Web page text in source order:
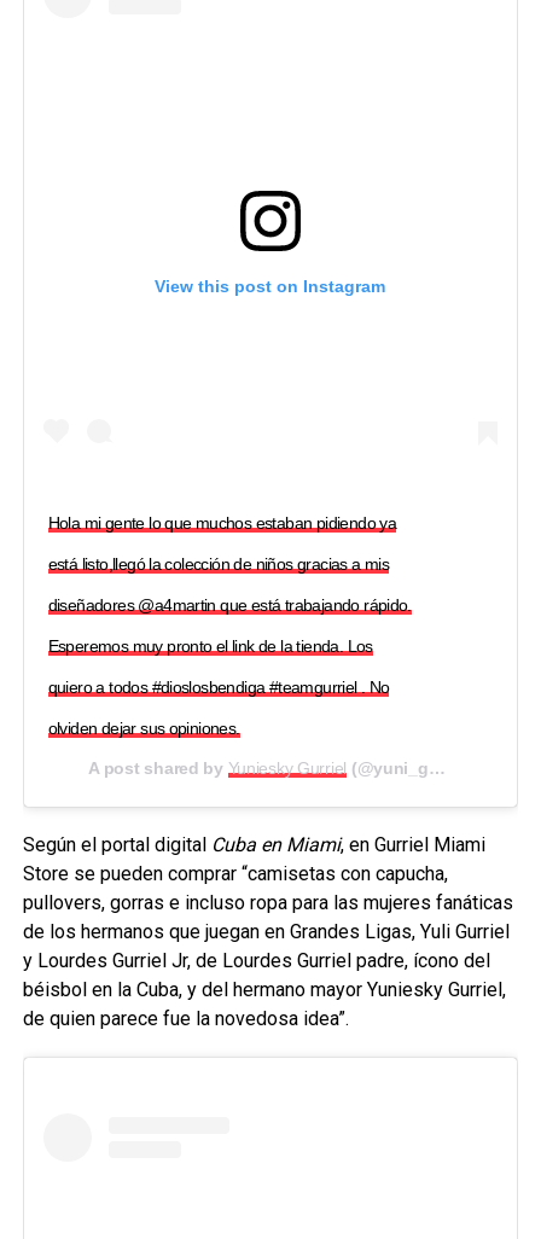
View this post on Instagram
Hola mi gente lo que muchos estaban pidiendo ya
está listo,llegó la colección de niños gracias a mis
diseñadores @a4martin que está trabajando rápido.
Esperemos muy pronto el link de la tienda. Los
quiero a todos #dioslosbendiga #teamgurriel . No
olviden dejar sus opiniones.
A post shared by Yuniesky Gurriel (@yuni_gurriel51) on
Según el portal digital Cuba en Miami, en Gurriel Miami
Store se pueden comprar “camisetas con capucha,
pullovers, gorras e incluso ropa para las mujeres fanáticas
de los hermanos que juegan en Grandes Ligas, Yuli Gurriel
y Lourdes Gurriel Jr, de Lourdes Gurriel padre, ícono del
béisbol en la Cuba, y del hermano mayor Yuniesky Gurriel,
de quien parece fue la novedosa idea”.